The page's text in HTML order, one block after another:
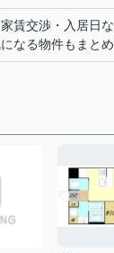
賃交渉・入居日
なる物件もまとめ